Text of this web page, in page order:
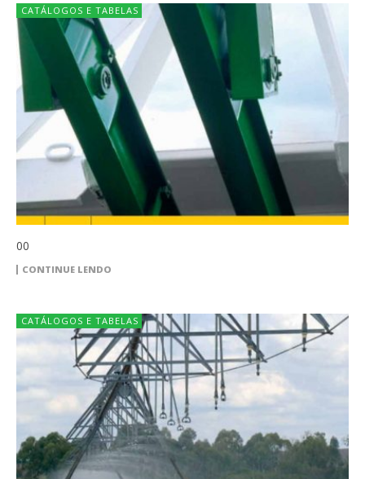
CATÁLOGOS E TABELAS
00
CONTINUE LENDO
CATÁLOGOS E TABELAS